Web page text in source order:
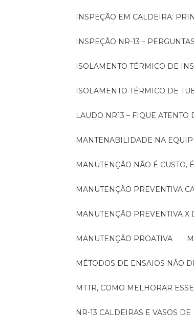
INSPEÇÃO EM CALDEIRA:
INSPEÇÃO NR-13 –
ISOLAMENTO TÉRMICO DE
ISOLAMENTO TÉRMICO DE
LAUDO NR13 – FIQUE
MANTENABILIDADE NA
MANUTENÇÃO NÃO É
MANUTENÇÃO PREVENTIVA
MANUTENÇÃO PREVENTIVA
MANUTENÇÃO PROATIVA
MÉTODOS DE ENSAIOS NÃO
MTTR, COMO MELHORAR
NR-13 CALDEIRAS E VASOS